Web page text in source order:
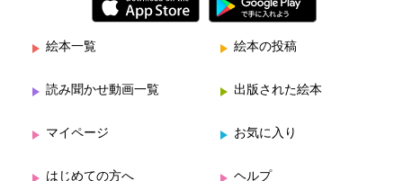
絵本一覧 絵本の投稿
読み聞かせ動画一覧 出版された絵本
マイページ お気に入り
はじめての方へ ヘルプ